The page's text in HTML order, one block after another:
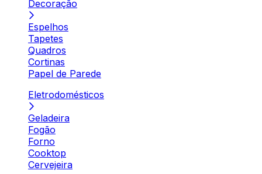
Decoração
Espelhos
Tapetes
Quadros
Cortinas
Papel de Parede
Eletrodomésticos
Geladeira
Fogão
Forno
Cooktop
Cervejeira